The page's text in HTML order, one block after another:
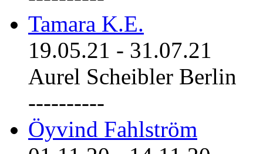
Tamara K.E.
19.05.21 - 31.07.21
Aurel Scheibler Berlin
----------
Öyvind Fahlström